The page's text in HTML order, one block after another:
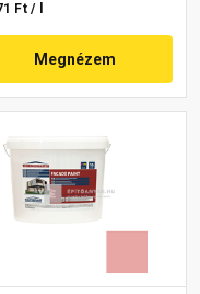
Ft / l
Megnézem